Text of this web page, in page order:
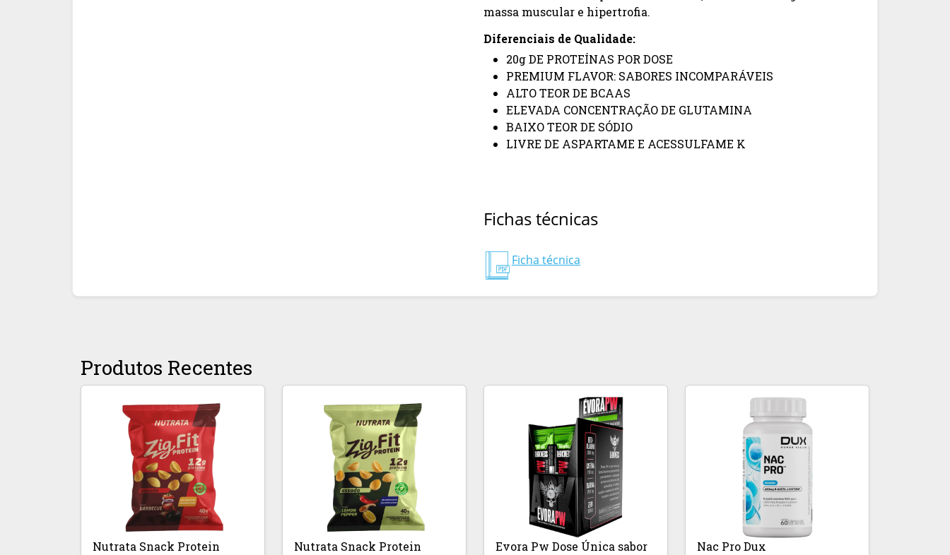
massa muscular e hipertrofia.
Diferenciais de Qualidade:
20g DE PROTEÍNAS POR DOSE
PREMIUM FLAVOR: SABORES INCOMPARÁVEIS
ALTO TEOR DE BCAAS
ELEVADA CONCENTRAÇÃO DE GLUTAMINA
BAIXO TEOR DE SÓDIO
LIVRE DE ASPARTAME E ACESSULFAME K
Fichas técnicas
Ficha técnica
Produtos Recentes
Nutrata Snack Protein
Nutrata Snack Protein
Evora Pw Dose Única sabor
Nac Pro Dux